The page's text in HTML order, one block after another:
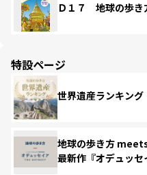
Ｄ１７ 地球の歩
特設ページ
世界遺産ランキング
地球の歩き方
最新作『オデュッセ